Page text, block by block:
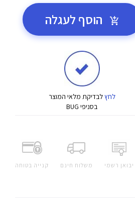
הוסף לעגלה
לחץלבדיקת מלאי המוצר
בסניפי BUG
יבואן רשמי משלוח חינם קנייה בטוחה